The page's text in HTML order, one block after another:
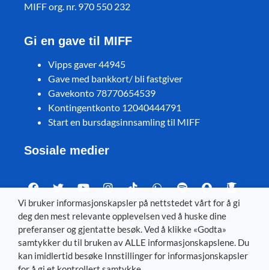
MIFF org. nr. 970 550 232
Gi en gave til MIFF
Vipps gaver 44945
Gave med bankkort/ bli fastgiver
Gavekonto 78770654539
Kontingentkonto 12040444791
Start en bursdagsinnsamling til MIFF
Sosiale medier
Visit MIFF in other languages
Svenska– Dansk – Deutsch– Íslenska –English
Vi bruker informasjonskapsler på nettstedet vårt for å gi
deg den mest relevante opplevelsen ved å huske dine
preferanser og gjentatte besøk. Ved å klikke «Godta»
samtykker du til bruken av ALLE informasjonskapslene. Du
kan imidlertid besøke Innstillinger for informasjonskapsler